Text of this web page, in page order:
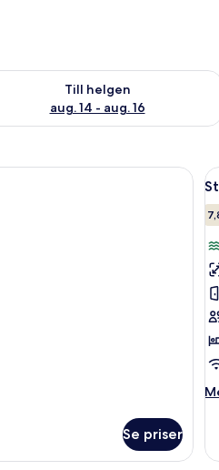
9 - aug. 10
Till helgen
aug. 14 - aug. 16
tillgängligheten för den
en inramad tavla på väggen och
Ett hotellrum med ett matbord,
Se priser